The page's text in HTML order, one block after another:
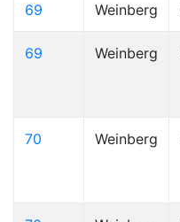
69 Weinberg
69 Weinberg
70 Weinberg